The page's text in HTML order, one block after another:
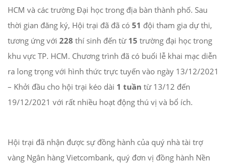
HCM và các trường Đại học trong địa bàn thành phố. Sau
thời gian đăng ký, Hội trại đã đã có 51 đội tham gia dự thi,
tương ứng với 228 thí sinh đến từ15 trường đại học trong
khu vực TP. HCM. Chương trình đã có buổi lễ khai mạc diễn
ra long trọng với hình thức trực tuyến vào ngày 13/12/2021
– Khởi đầu cho hội trại kéo dài 1 tuần từ 13/12 đến
19/12/2021 với rất nhiều hoạt động thú vị và bổ ích.
Hội trại đã nhận được sự đồng hành của quý nhà tài trợ
vàng Ngân hàng Vietcombank, quý đơn vị đồng hành Nền